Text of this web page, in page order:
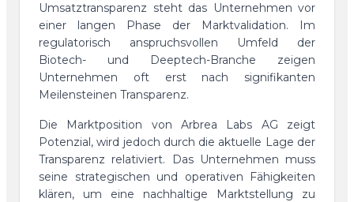
Umsatztransparenz steht das Unternehmen vor
einer langen Phase der Marktvalidation. Im
regulatorisch anspruchsvollen Umfeld der
Biotech- und Deeptech-Branche zeigen
Unternehmen oft erst nach signifikanten
Meilensteinen Transparenz.
Die Marktposition von Arbrea Labs AG zeigt
Potenzial, wird jedoch durch die aktuelle Lage der
Transparenz relativiert. Das Unternehmen muss
seine strategischen und operativen Fähigkeiten
klären, um eine nachhaltige Marktstellung zu